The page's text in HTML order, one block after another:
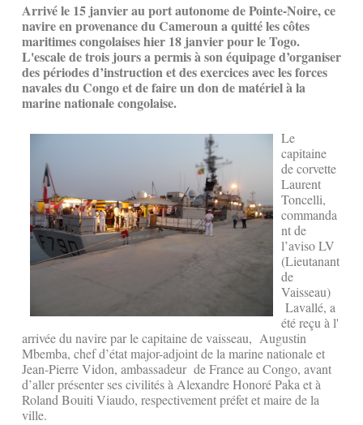
Arrivé le 15 janvier au port autonome de Pointe-Noire, ce
navire en provenance du Cameroun a quitté les côtes
maritimes congolaises hier 18 janvier pour le Togo.
L'escale de trois jours a permis à son équipage d’organiser
des périodes d’instruction et des exercices avec les forces
navales du Congo et de faire un don de matériel à la
marine nationale congolaise.
Le
capitaine
de corvette
Laurent
Toncelli,
commanda
nt de
l’aviso LV
(Lieutanant
de
Vaisseau)
Lavallé, a
été reçu à l'
arrivée du navire par le capitaine de vaisseau, Augustin
Mbemba, chef d’état major-adjoint de la marine nationale et
Jean-Pierre Vidon, ambassadeur de France au Congo, avant
d’aller présenter ses civilités à Alexandre Honoré Paka et à
Roland Bouiti Viaudo, respectivement préfet et maire de la
ville.